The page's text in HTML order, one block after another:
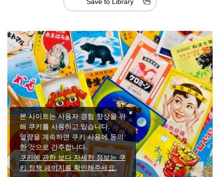
본 사이트는 사용자 경험 향상을 위
해 쿠키를 사용하고 있습니다.
열람을 계속하면 쿠키 사용에 동의
한 것으로 간주합니다.
쿠키에 관한 보다 자세한 정보는 쿠
키 정책 페이지를 확인해주세요.